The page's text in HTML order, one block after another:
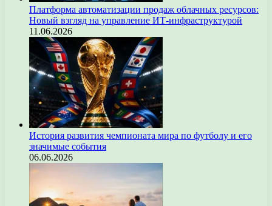
Платформа автоматизации продаж облачных ресурсов:
Новый взгляд на управление ИТ-инфраструктурой
11.06.2026
История развития чемпионата мира по футболу и его
значимые события
06.06.2026